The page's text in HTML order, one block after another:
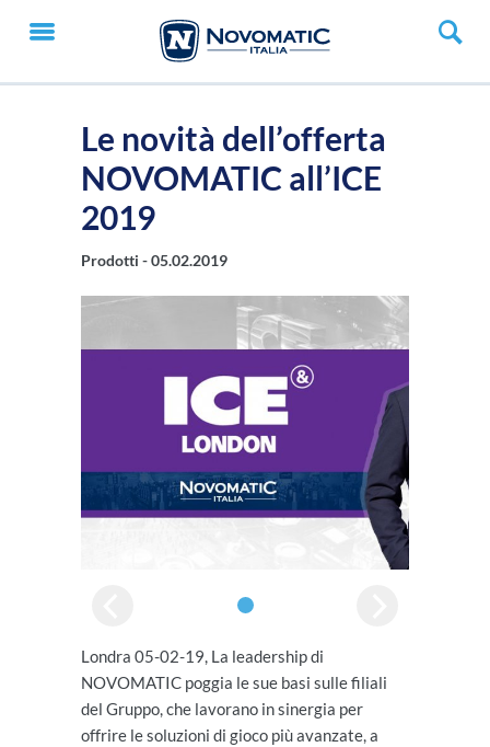
Le novità dell’offerta
NOVOMATIC all’ICE
2019
Prodotti -05.02.2019
Londra 05-02-19, La leadership di
NOVOMATIC poggia le sue basi sulle filiali
del Gruppo, che lavorano in sinergia per
offrire le soluzioni di gioco più avanzate, a